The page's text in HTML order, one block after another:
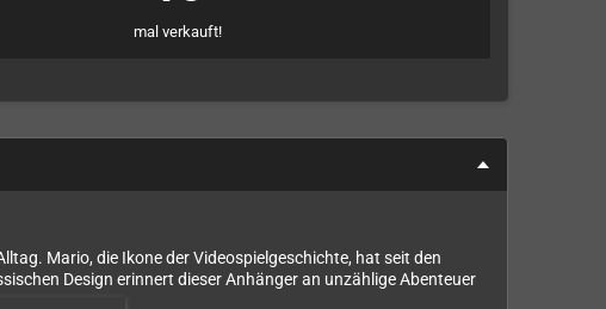
mal verkauft!
Mario, die Ikone der Videospielgeschichte, hat seit den
Design erinnert dieser Anhänger an unzählige Abenteuer